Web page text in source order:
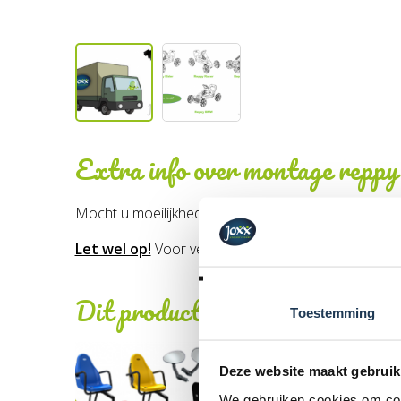
Toestemming
Deze website maakt
Extra info overmontage
Mocht u moeilijkheden hebben met het monteren
Let wel op! Voor verzending wordt er bovenop
Dit product behoort tot de